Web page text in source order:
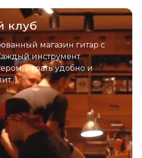
клуб
магазин гитар с
инструмент
играть удобно и
:)